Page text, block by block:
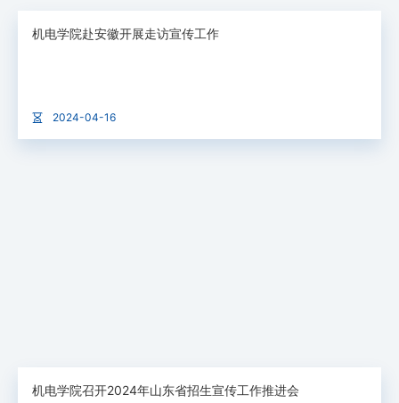
机电学院赴安徽开展走访宣传工作
2024-04-16
机电学院召开2024年山东省招生宣传工作推进会